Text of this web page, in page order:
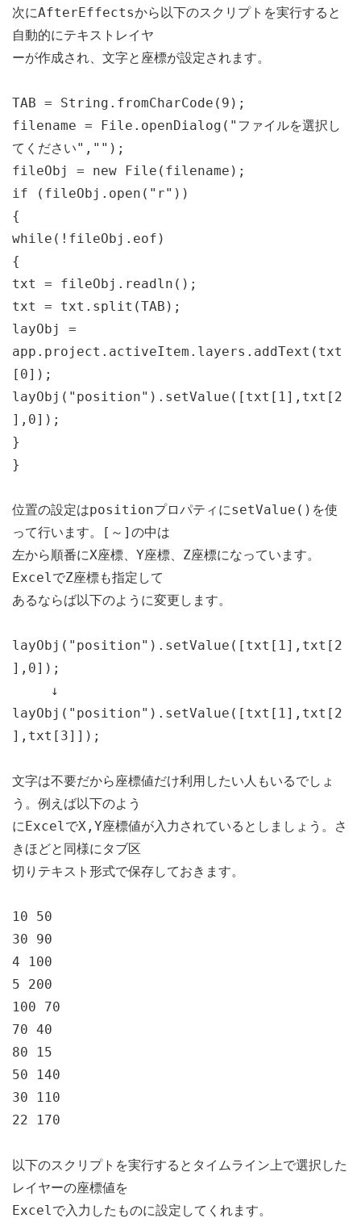
次にAfterEffectsから以下のスクリプトを実行すると
自動的にテキストレイヤ
ーが作成され、文字と座標が設定されます。
TAB = String.fromCharCode(9);
filename = File.openDialog("ファイルを選択し
てください","");
fileObj = new File(filename);
if (fileObj.open("r"))
{
while(!fileObj.eof)
{
txt = fileObj.readln();
txt = txt.split(TAB);
layObj =
app.project.activeItem.layers.addText(txt
[0]);
layObj("position").setValue([txt[1],txt[2
],0]);
}
}
位置の設定はpositionプロパティにsetValue()を使
って行います。[～]の中は
左から順番にX座標、Y座標、Z座標になっています。
ExcelでZ座標も指定して
あるならば以下のように変更します。
layObj("position").setValue([txt[1],txt[2
],0]);
↓
layObj("position").setValue([txt[1],txt[2
],txt[3]]);
文字は不要だから座標値だけ利用したい人もいるでしょ
う。例えば以下のよう
にExcelでX,Y座標値が入力されているとしましょう。さ
きほどと同様にタブ区
切りテキスト形式で保存しておきます。
10 50
30 90
4 100
5 200
100 70
70 40
80 15
50 140
30 110
22 170
以下のスクリプトを実行するとタイムライン上で選択した
レイヤーの座標値を
Excelで入力したものに設定してくれます。